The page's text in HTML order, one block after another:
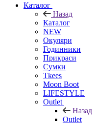
Каталог
Назад
Каталог
NEW
Окуляри
Годинники
Прикраси
Сумки
Tkees
Moon Boot
LIFESTYLE
Outlet
Назад
Outlet